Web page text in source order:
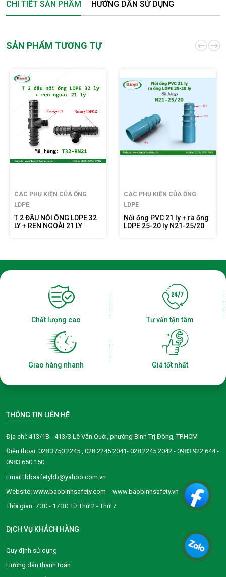
CHI TIẾT SẢN PHẨM HƯỚNG DẪN SỬ DỤNG
SẢN PHẨM TƯƠNG TỰ
CÁC PHỤ KIỆN CỦA ỐNG
LDPE
Nối ống PVC 21 ly + ra ống
LDPE 25-20 ly N21-25/20
CÁC PHỤ KIỆN CỦA ỐNG
LDPE
Nối ống PVC 27-21 ly + ra
ống LDPE 32-25 ly N27/21-
Chất lượng cao Tư vấn tận tâm
Giao hàng nhanh Giá tốt nhất
THÔNG TIN LIÊN HỆ
Địa chỉ: 413/1B- 413/3 Lê Văn Quới, phường Bình Trị Đông, TP.HCM
Điện thoại: 028 3750 2245 , 028 2245 2041- 028 2245 2042 - 0983 922 644 -
0983 650 150
Email: bbsafetybb@yahoo.com.vn
Website: www.baobinhsafety.com - www.baobinhsafety.vn
Thời gian: 7:30 - 17:30 từ Thứ 2 - Thứ 7
DỊCH VỤ KHÁCH HÀNG
Quy định sử dụng
Hướng dẫn thanh toán